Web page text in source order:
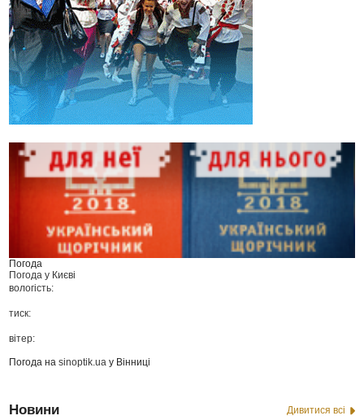
Погода
Погода у Києві
вологість:
тиск:
вітер:
Погода наsinoptik.ua у Вінниці
Новини Дивитися всі